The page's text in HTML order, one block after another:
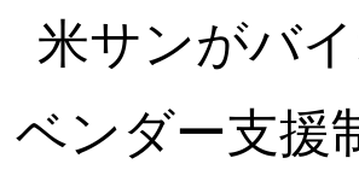
米サンがバ
ベンダー支援